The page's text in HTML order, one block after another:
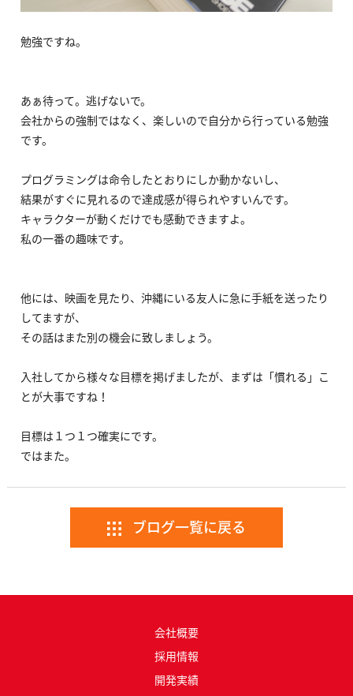
勉強ですね。
あぁ待って。逃げないで。
会社からの強制ではなく、楽しいので自分から行っている勉強
です。
プログラミングは命令したとおりにしか動かないし、
結果がすぐに見れるので達成感が得られやすいんです。
キャラクターが動くだけでも感動できますよ。
私の一番の趣味です。
他には、映画を見たり、沖縄にいる友人に急に手紙を送ったり
してますが、
その話はまた別の機会に致しましょう。
入社してから様々な目標を掲げましたが、まずは「慣れる」こ
とが大事ですね！
目標は１つ１つ確実にです。
ではまた。
ブログ一覧に戻る
会社概要
採用情報
開発実績